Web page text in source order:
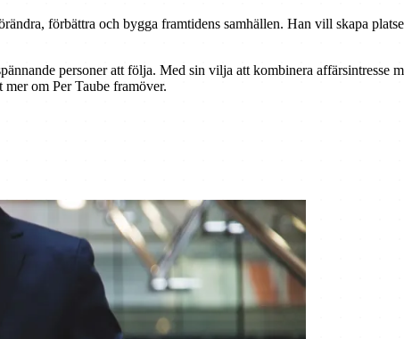
förbättra och bygga framtidens samhällen. Han vill skapa
personer att följa. Med sin vilja att kombinera affärsintresse
om Per Taube framöver.